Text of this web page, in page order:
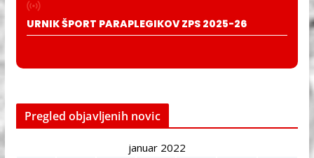
URNIK ŠPORT PARAPLEGIKOV ZPS 2025-26
Pregled objavljenih novic
januar 2022